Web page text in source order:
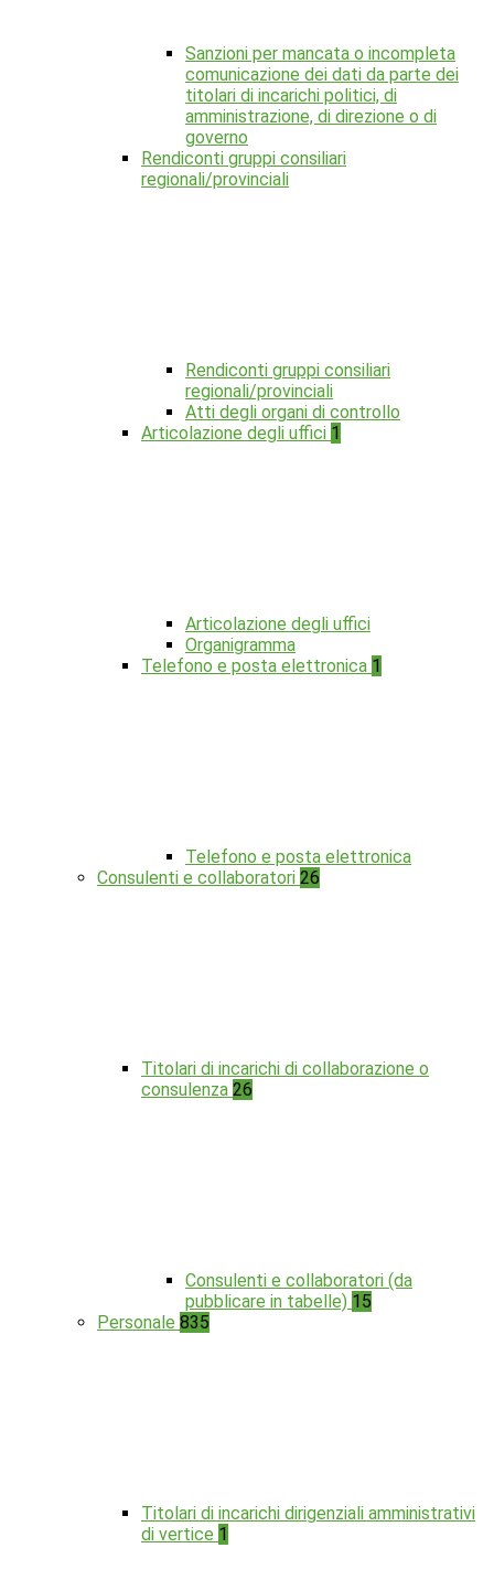
Sanzioni per mancata o incompleta
comunicazione dei dati da parte dei
titolari di incarichi politici, di
amministrazione, di direzione o di
governo
Rendiconti gruppi consiliari
regionali/provinciali
Rendiconti gruppi consiliari
regionali/provinciali
Atti degli organi di controllo
Articolazione degli uffici 1
Articolazione degli uffici
Organigramma
Telefono e posta elettronica 1
Telefono e posta elettronica
Consulenti e collaboratori 26
Titolari di incarichi di collaborazione o
consulenza 26
Consulenti e collaboratori (da
pubblicare in tabelle) 15
Personale 835
Titolari di incarichi dirigenziali amministrativi
di vertice 1